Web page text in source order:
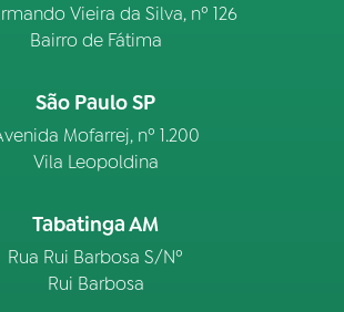
Vieira da Silva, nº 126
Bairro de Fátima
São Paulo SP
Mofarrej, nº 1.200
Vila Leopoldina
Tabatinga AM
Rua Rui Barbosa S/Nº
Rui Barbosa